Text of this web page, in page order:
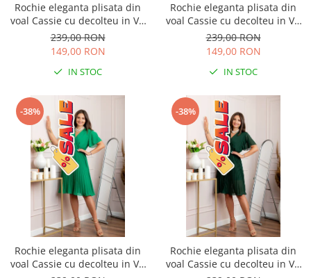
Rochie eleganta plisata din
voal Cassie cu decolteu in V -
Ciclam
239,00 RON
149,00 RON
IN STOC
Rochie eleganta plisata din
voal Cassie cu decolteu in V -
Verde lime
239,00 RON
149,00 RON
IN STOC
-38%
Rochie eleganta plisata din
voal Cassie cu decolteu in V -
-38%
Rochie eleganta plisata din
voal Cassie cu decolteu in V -